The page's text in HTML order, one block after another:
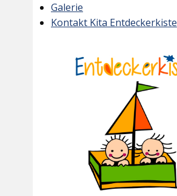
Galerie
Kontakt Kita Entdeckerkiste